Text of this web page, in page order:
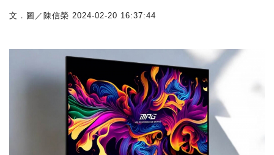
文．圖／陳信榮 2024-02-20 16:37:44